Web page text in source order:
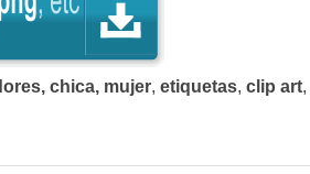
chica, mujer, etiquetas, clip art,